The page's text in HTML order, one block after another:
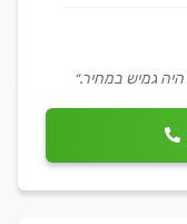
גמיש במחיר.״